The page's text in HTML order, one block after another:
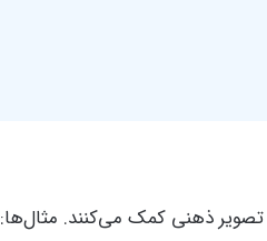
ذهنی کمک می‌کنند. مثال‌ها: